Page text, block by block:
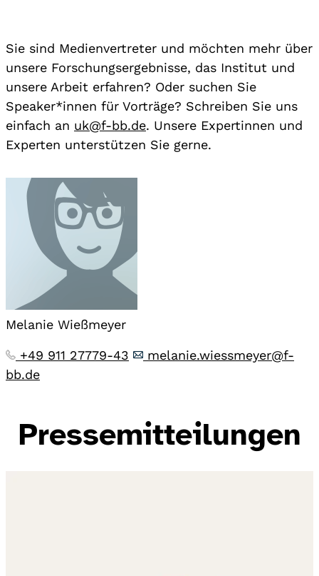
Sie sind Medienvertreter und möchten mehr über
unsere Forschungsergebnisse, das Institut und
unsere Arbeit erfahren? Oder suchen Sie
Speaker*innen für Vorträge? Schreiben Sie uns
einfach an uk@f-bb.de. Unsere Expertinnen und
Experten unterstützen Sie gerne.
Melanie Wießmeyer
+49 911 27779-43
melanie.wiessmeyer@f-
bb.de
Pressemitteilungen